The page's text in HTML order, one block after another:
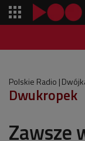
Polskie Radio
Dwukropek
Zawsze